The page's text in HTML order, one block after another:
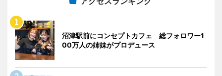
沼津駅前にコンセプトカフェ 総フォロワー1
00万人の姉妹がプロデュース